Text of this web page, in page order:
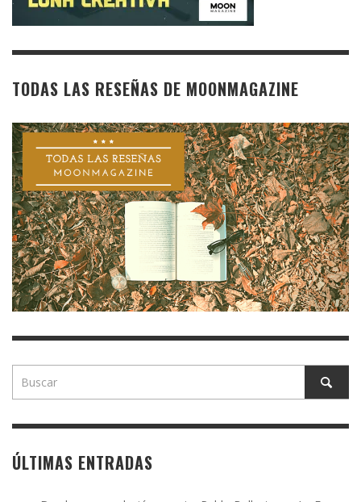
TODAS LAS RESEÑAS DE MOONMAGAZINE
ÚLTIMAS ENTRADAS